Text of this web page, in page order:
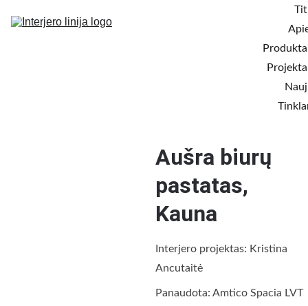
Aušra biurų
pastatas,
Kauna
Interjero projektas: Kristina
Ancutaitė
Panaudota: Amtico Spacia LVT